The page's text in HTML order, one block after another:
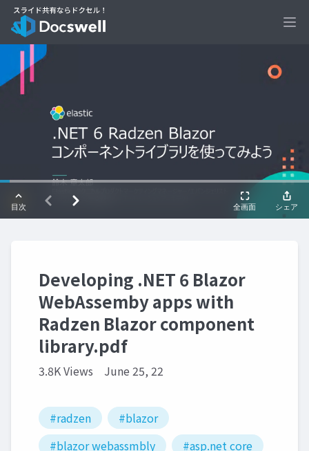
Developing .NET 6 Blazor
WebAssemby apps with
Radzen Blazor component
library.pdf
3.8K Views June 25, 22
#radzen
#blazor
#blazor webassmbly
#asp.net core